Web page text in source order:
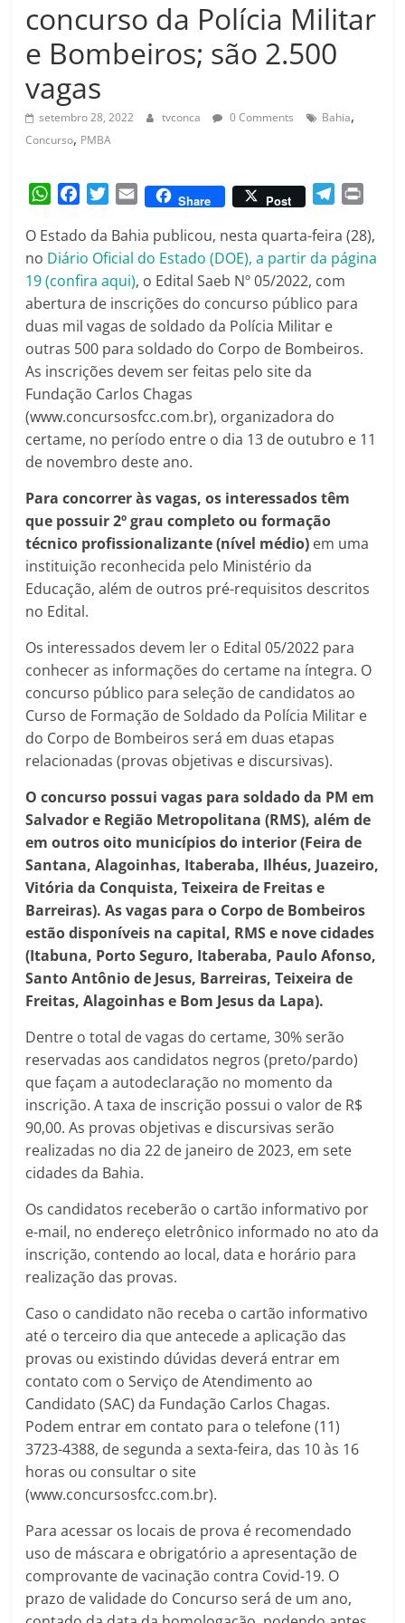
Amorim
concurso da Polícia Militar
e Bombeiros; são 2.500
vagas
setembro 28, 2022 tvconca 0 Comments Bahia,
Concurso, PMBA
W
a
t
s
A
p
p
c
e
b
o
o
k
i
t
t
e
r
E
a
i
l
Share Post
l
e
g
r
m
i
n
O Estado da Bahia publicou, nesta quarta-feira (28),
no Diário Oficial do Estado (DOE), a partir da página
19 (confira aqui), o Edital Saeb Nº 05/2022, com
abertura de inscrições do concurso público para
duas mil vagas de soldado da Polícia Militar e
outras 500 para soldado do Corpo de Bombeiros.
As inscrições devem ser feitas pelo site da
Fundação Carlos Chagas
(www.concursosfcc.com.br), organizadora do
certame, no período entre o dia 13 de outubro e 11
de novembro deste ano.
Para concorrer às vagas, os interessados têm
que possuir 2º grau completo ou formação
técnico profissionalizante (nível médio) em uma
instituição reconhecida pelo Ministério da
Educação, além de outros pré-requisitos descritos
no Edital.
Os interessados devem ler o Edital 05/2022 para
conhecer as informações do certame na íntegra. O
concurso público para seleção de candidatos ao
Curso de Formação de Soldado da Polícia Militar e
do Corpo de Bombeiros será em duas etapas
relacionadas (provas objetivas e discursivas).
O concurso possui vagas para soldado da PM em
Salvador e Região Metropolitana (RMS), além de
em outros oito municípios do interior (Feira de
Santana, Alagoinhas, Itaberaba, Ilhéus, Juazeiro,
Vitória da Conquista, Teixeira de Freitas e
Barreiras). As vagas para o Corpo de Bombeiros
estão disponíveis na capital, RMS e nove cidades
(Itabuna, Porto Seguro, Itaberaba, Paulo Afonso,
Santo Antônio de Jesus, Barreiras, Teixeira de
Freitas, Alagoinhas e Bom Jesus da Lapa).
Dentre o total de vagas do certame, 30% serão
reservadas aos candidatos negros (preto/pardo)
que façam a autodeclaração no momento da
inscrição. A taxa de inscrição possui o valor de R$
90,00. As provas objetivas e discursivas serão
realizadas no dia 22 de janeiro de 2023, em sete
cidades da Bahia.
Os candidatos receberão o cartão informativo por
e-mail, no endereço eletrônico informado no ato da
inscrição, contendo ao local, data e horário para
realização das provas.
Caso o candidato não receba o cartão informativo
até o terceiro dia que antecede a aplicação das
provas ou existindo dúvidas deverá entrar em
contato com o Serviço de Atendimento ao
Candidato (SAC) da Fundação Carlos Chagas.
Podem entrar em contato para o telefone (11)
3723-4388, de segunda a sexta-feira, das 10 às 16
horas ou consultar o site
(www.concursosfcc.com.br).
Para acessar os locais de prova é recomendado
uso de máscara e obrigatório a apresentação de
comprovante de vacinação contra Covid-19. O
prazo de validade do Concurso será de um ano,